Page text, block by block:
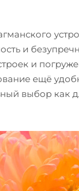
и
и
ещё
выбор как